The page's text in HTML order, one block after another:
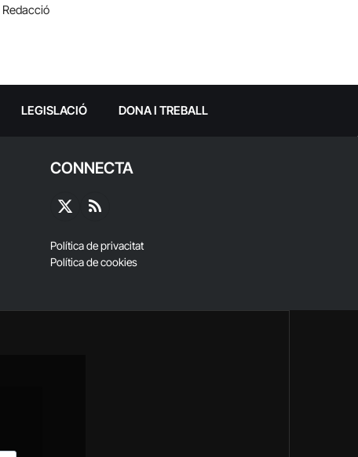
Redacció
LEGISLACIÓ DONA I TREBALL
CONNECTA
X
RSS
Política de privacitat
Política de cookies